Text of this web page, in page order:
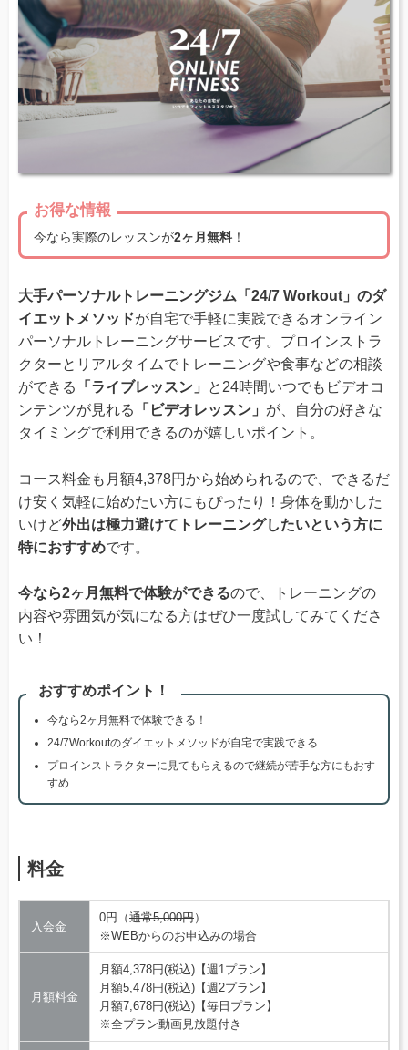
お得な情報
今なら実際のレッスンが2ヶ月無料 ！
大手パーソナルトレーニングジム「24/7 Workout」のダ
イエットメソッドが自宅で手軽に実践できるオンライン
パーソナルトレーニングサービスです。プロインストラ
クターとリアルタイムでトレーニングや食事などの相談
ができる
「ライブレッスン」
と24時間いつでもビデオコ
ンテンツが見れる
「ビデオレッスン」 が、自分の好きな
タイミングで利用できるのが嬉しいポイント。
コース料金も月額4,378円から始められるので、できるだ
け安く気軽に始めたい方にもぴったり！身体を動かした
いけど外出は極力避けてトレーニングしたいという方に
特におすすめです。
今なら2ヶ月無料で体験ができるので、トレーニングの
内容や雰囲気が気になる方はぜひ一度試してみてくださ
い！
おすすめポイント！
今なら2ヶ月無料で体験できる！
24/7Workoutのダイエットメソッドが自宅で実践できる
プロインストラクターに見てもらえるので継続が苦手な方にもおす
すめ
料金
入会金
0円（通常5,000円）
※WEBからのお申込みの場合
月額料金
月額4,378円(税込)【週1プラン】
月額5,478円(税込)【週2プラン】
月額7,678円(税込)【毎日プラン】
※全プラン動画見放題付き